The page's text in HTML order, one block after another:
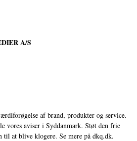
A/S
af brand, produkter og service.
vores aviser i Syddanmark. Støt den frie
at blive klogere. Se mere på dkq.dk.